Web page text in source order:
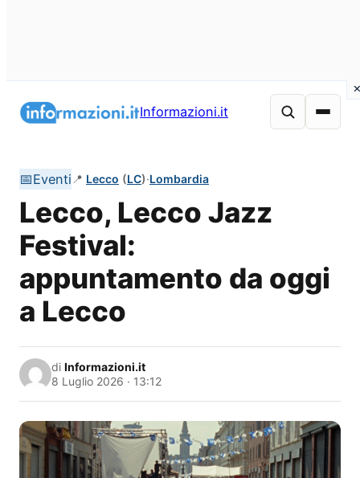
Informazioni.it
📅Eventi 📍 Lecco (LC)·Lombardia
Lecco, Lecco Jazz
Festival:
appuntamento da oggi
a Lecco
di Informazioni.it
8 Luglio 2026 · 13:12